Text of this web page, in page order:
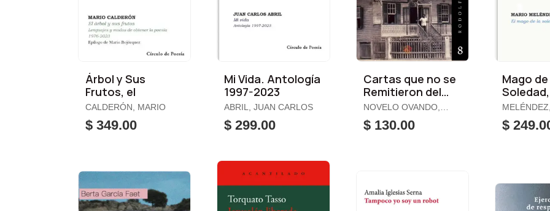
Árbol y Sus
Frutos, el
CALDERÓN, MARIO
$ 349.00
Mi Vida. Antología
1997-2023
ABRIL, JUAN CARLOS
$ 299.00
Cartas que no se
Remitieron del
Puerto de
Pompeyo, las
NOVELO OVANDO,
RODOLFO
$ 130.00
Mago de
$